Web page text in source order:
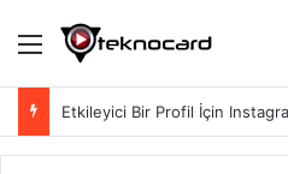
Menü
Etkileyici Bir Profil İçin